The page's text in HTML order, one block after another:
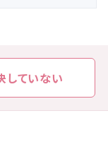
していない